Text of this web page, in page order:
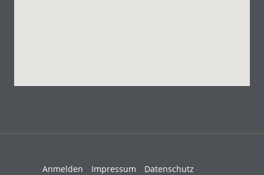
Anmelden Impressum
Datenschutz